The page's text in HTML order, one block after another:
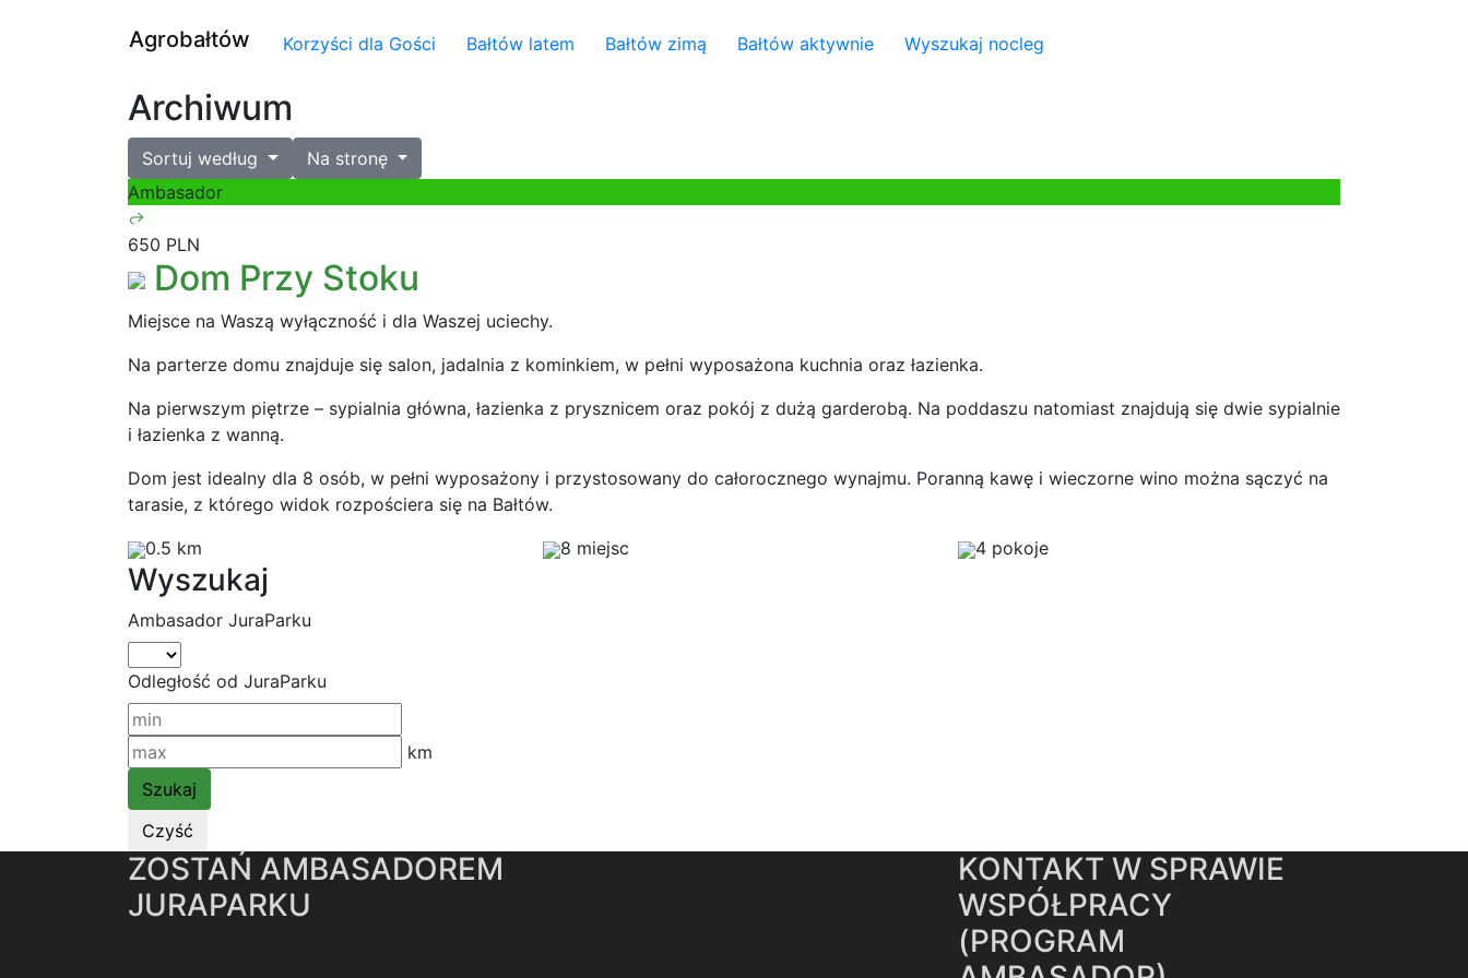
Agrobałtów Korzyści dla Gości Bałtów latem Bałtów zimą Bałtów aktywnie Wyszukaj nocleg
Archiwum
Sortuj według
Na stronę
Ambasador
650 PLN
Dom Przy Stoku
Miejsce na Waszą wyłączność i dla Waszej uciechy.
Na parterze domu znajduje się salon, jadalnia z kominkiem, w pełni wyposażona kuchnia oraz łazienka.
Na pierwszym piętrze – sypialnia główna, łazienka z prysznicem oraz pokój z dużą garderobą. Na poddaszu natomiast znajdują się dwie sypialnie
i łazienka z wanną.
Dom jest idealny dla 8 osób, w pełni wyposażony i przystosowany do całorocznego wynajmu. Poranną kawę i wieczorne wino można sączyć na
tarasie, z którego widok rozpościera się na Bałtów.
0.5 km
8 miejsc 4 pokoje
Wyszukaj
Ambasador JuraParku
Odległość od JuraParku
km
ZOSTAŃ AMBASADOREM
JURAPARKU
KONTAKT W SPRAWIE
WSPÓŁPRACY
(PROGRAM